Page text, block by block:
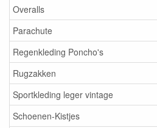
Overalls
Parachute
Regenkleding Poncho's
Rugzakken
Sportkleding leger vintage
Schoenen-Kistjes